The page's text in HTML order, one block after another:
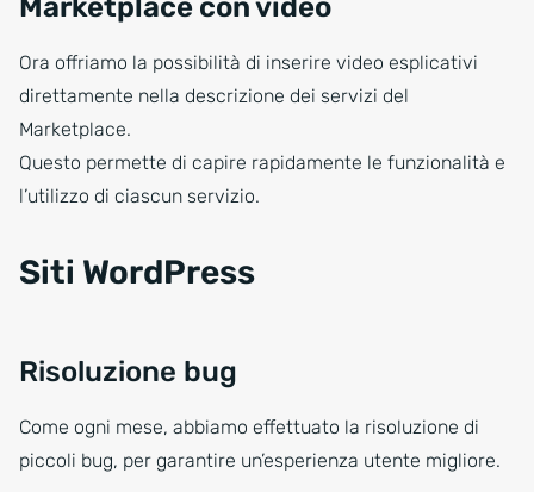
Marketplace con video
Ora offriamo la possibilità di inserire video esplicativi
direttamente nella descrizione dei servizi del
Marketplace.
Questo permette di capire rapidamente le funzionalità e
l’utilizzo di ciascun servizio.
Siti WordPress
Risoluzione bug
Come ogni mese, abbiamo effettuato la risoluzione di
piccoli bug, per garantire un’esperienza utente migliore.